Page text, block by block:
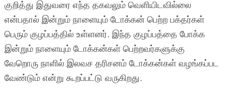
குறித்து இதுவரை எந்த தகவலும் வெளியிடவில்லை
என்பதால் இன்றும் நாளையும் டோக்கன் பெற்ற பக்தர்கள்
பெரும் குழப்பத்தில் உள்ளனர். இந்த குழப்பத்தை போக்க
இன்றும் நாளையும் டோக்கன்கள் பெற்றவர்களுக்கு
வேறொரு நாளில் இலவச தரிசனம் டோக்கன்கள் வழங்கப்பட
வேண்டும் என்று கூறப்பட்டு வருகிறது.